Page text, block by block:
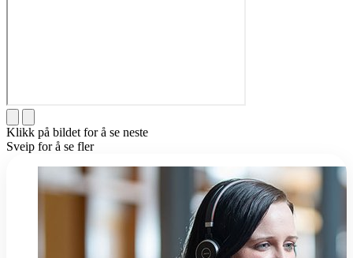
Klikk på bildet for å se neste
Sveip for å se fler